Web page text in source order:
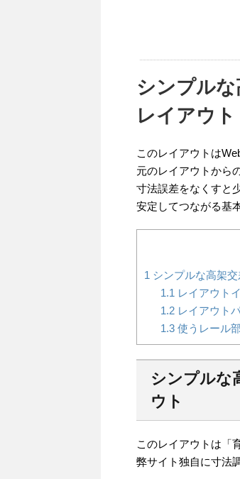
シンプル
レイアウト
このレイアウトは
元のレイアウトから
寸法誤差をなくすと
安定してつながる基
1 シンプルな高架
1.1 レイアウト
1.2レイアウト
1.3使うレール
シンプルな
ウト
このレイアウトは「
弊サイト独自に寸法